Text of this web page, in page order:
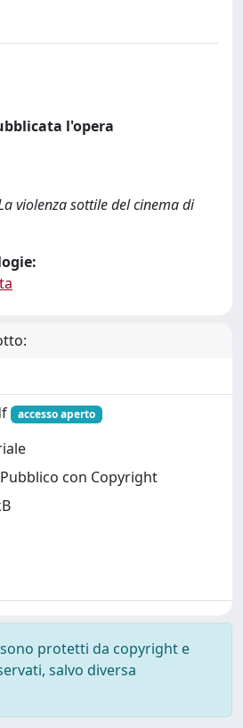
l'opera
violenza sottile del cinema di
accesso aperto
Pubblico con Copyright
protetti da copyright e
salvo diversa